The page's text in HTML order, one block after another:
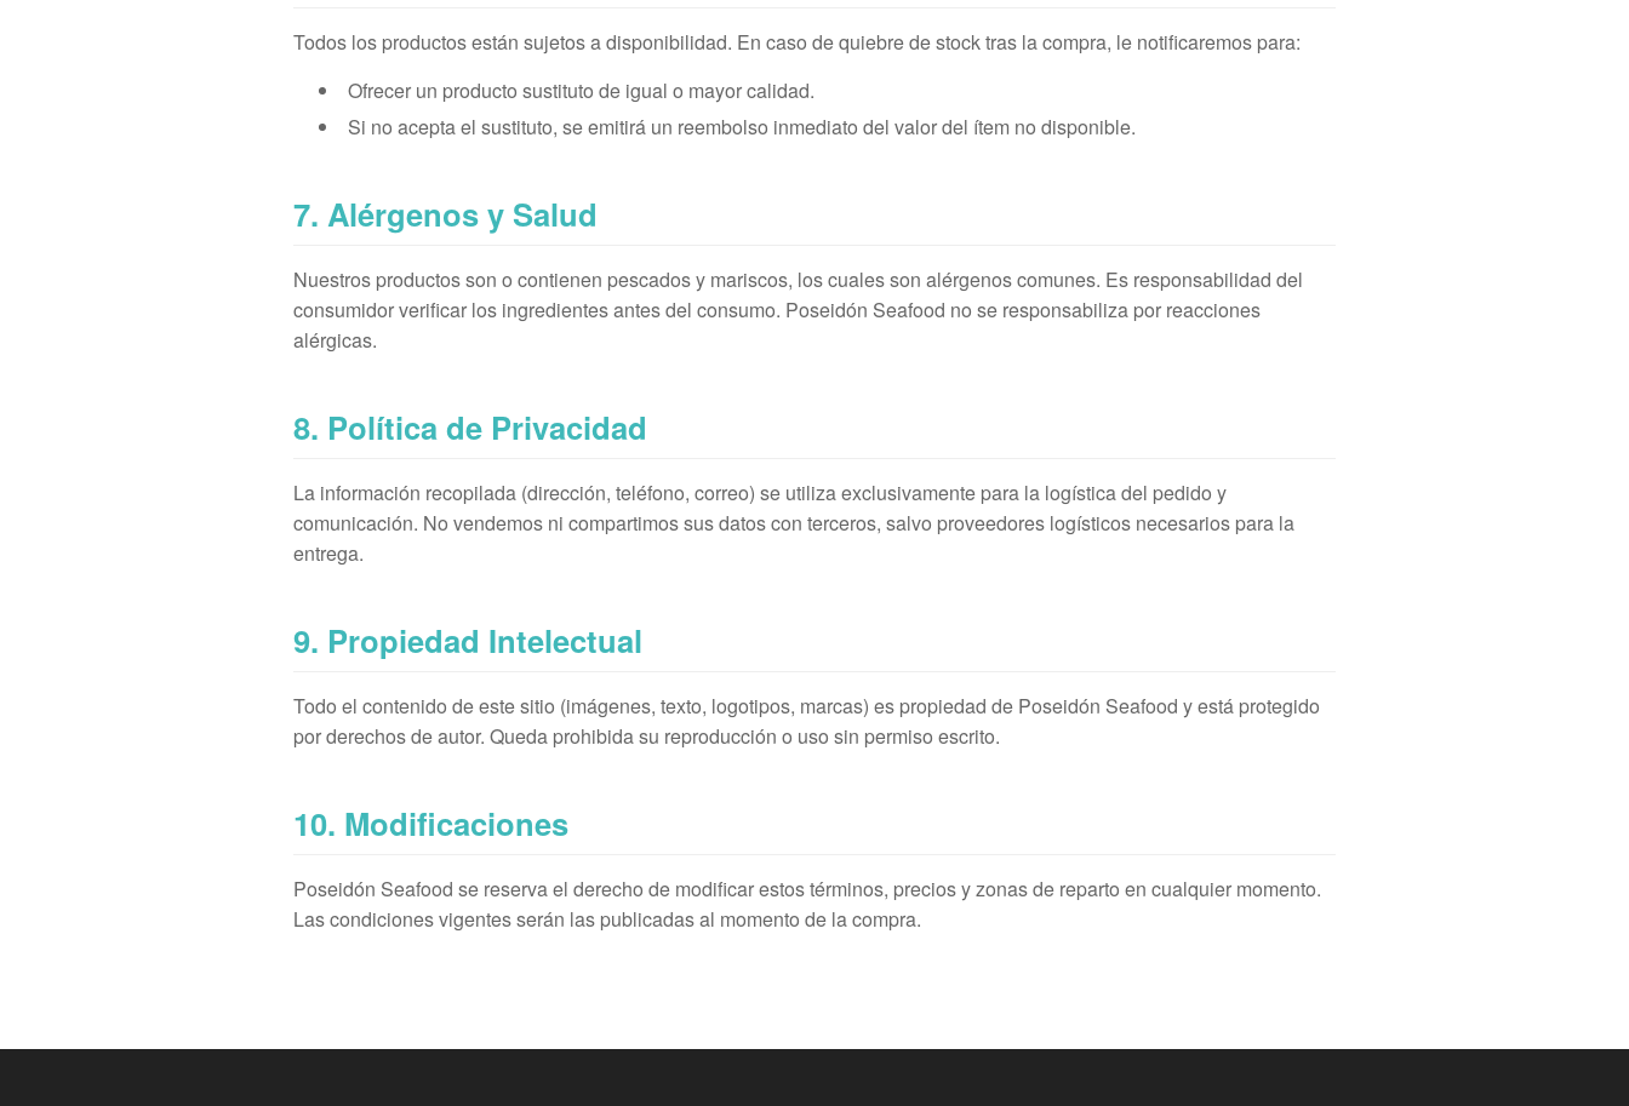
Todos los productos están sujetos a disponibilidad. En caso de quiebre de stock tras la compra, le notificaremos para:
Ofrecer un producto sustituto de igual o mayor calidad.
Si no acepta el sustituto, se emitirá un reembolso inmediato del valor del ítem no disponible.
7. Alérgenos y Salud
Nuestros productos son o contienen pescados y mariscos, los cuales son alérgenos comunes. Es responsabilidad del
consumidor verificar los ingredientes antes del consumo. Poseidón Seafood no se responsabiliza por reacciones
alérgicas.
8. Política de Privacidad
La información recopilada (dirección, teléfono, correo) se utiliza exclusivamente para la logística del pedido y
comunicación. No vendemos ni compartimos sus datos con terceros, salvo proveedores logísticos necesarios para la
entrega.
9. Propiedad Intelectual
Todo el contenido de este sitio (imágenes, texto, logotipos, marcas) es propiedad de Poseidón Seafood y está protegido
por derechos de autor. Queda prohibida su reproducción o uso sin permiso escrito.
10. Modificaciones
Poseidón Seafood se reserva el derecho de modificar estos términos, precios y zonas de reparto en cualquier momento.
Las condiciones vigentes serán las publicadas al momento de la compra.